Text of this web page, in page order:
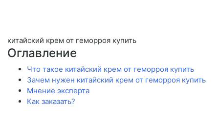
китайский крем от геморроя купить
Оглавление
Что такое китайский крем от геморроя купить
Зачем нужен китайский крем от геморроя купить
Мнение эксперта
Как заказать?